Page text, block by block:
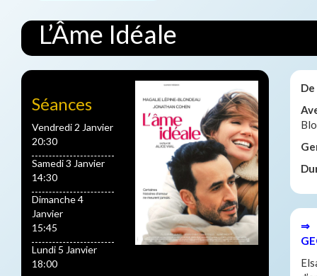
L’Âme Idéale
Séances
Vendredi 2 Janvier
20:30
Samedi 3 Janvier
14:30
Dimanche 4
Janvier
15:45
Lundi 5 Janvier
18:00
De
⇒